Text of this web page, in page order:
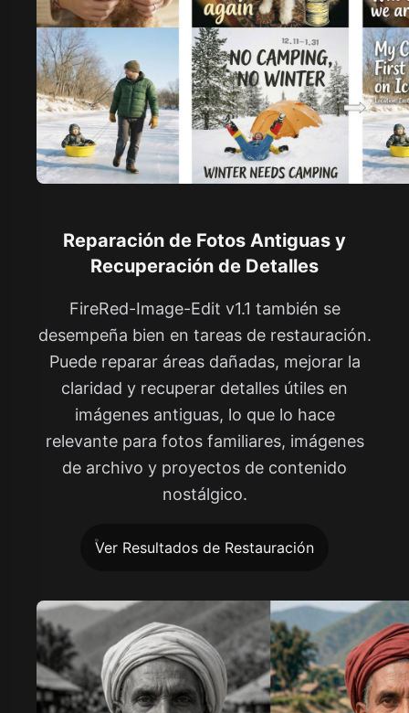
Reparación de Fotos Antiguas y
Recuperación de Detalles
FireRed-Image-Edit v1.1 también se
desempeña bien en tareas de restauración.
Puede reparar áreas dañadas, mejorar la
claridad y recuperar detalles útiles en
imágenes antiguas, lo que lo hace
relevante para fotos familiares, imágenes
de archivo y proyectos de contenido
nostálgico.
Ver Resultados de Restauración